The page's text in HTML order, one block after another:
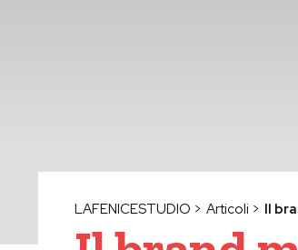
LAFENICESTUDIO > Articoli > Il